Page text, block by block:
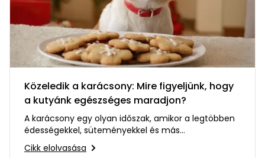
Közeledik a karácsony: Mire figyeljünk, hogy
a kutyánk egészséges maradjon?
A karácsony egy olyan időszak, amikor a legtöbben
édességekkel, süteményekkel és más
finomságokkal kényeztetjük…
Cikk elolvasása